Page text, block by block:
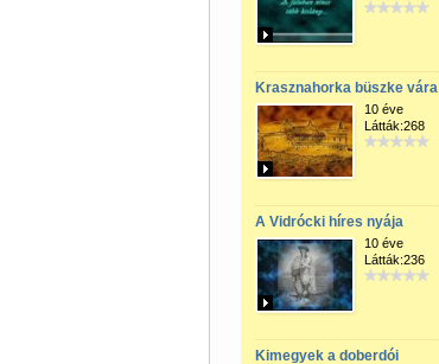
Krasznahorka büszke vára
10 éve
Látták:268
A Vidrócki híres nyája
10 éve
Látták:236
Kimegyek a doberdói